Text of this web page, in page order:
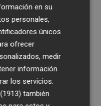
que triunfa en las
de
en su
personales,
únicos
ofrecer
medir
información
los servicios.
también